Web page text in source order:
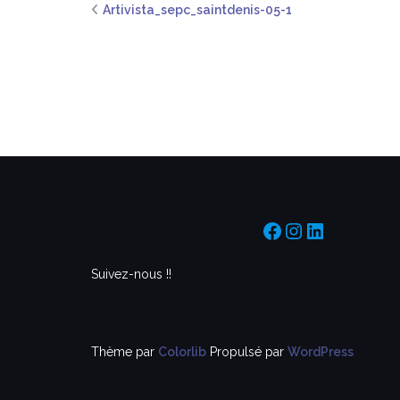
Artivista_sepc_saintdenis-05-1
https://
https://
https://
Suivez-nous !!
Thème par Colorlib Propulsé par WordPress